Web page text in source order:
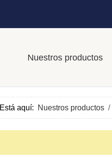
Nuestros productos
Está aquí: Nuestros productos